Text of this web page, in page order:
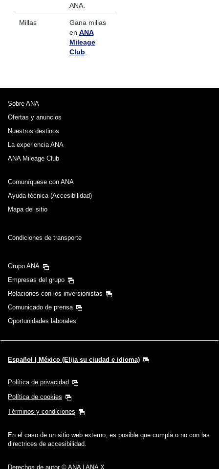
ANA.
Millas
Gana millas
en ANA
Mileage
Club
Sobre ANA
Ofertas y anuncios
Nuestros destinos
La experiencia ANA
ANA Mileage Club
Comuníquese con ANA
Ayuda técnica (Accesibilidad)
Mapa del sitio
Condiciones de transporte
Grupo ANA
Empresas del grupo
Relaciones con los inversionistas
Comunicado de prensa
Oportunidades laborales
Español | México (Elija su ciudad e idioma)
Política de privacidad
Política de cookies
Términos y condiciones
En el caso de un sitio web externo, es posible que cumpla o no con las
directrices de accesibilidad.
Derechos de autor © ANA | ANA X